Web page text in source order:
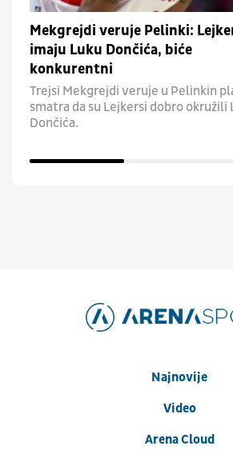
Mekgrejdi veruje Pelinki:
imaju Luku Dončića, biće
konkurentni
Trejsi Mekgrejdi veruje u Pelinkin
smatra da su Lejkersi dobro okružili
Dončića.
Najnovije
Video
Arena Cloud